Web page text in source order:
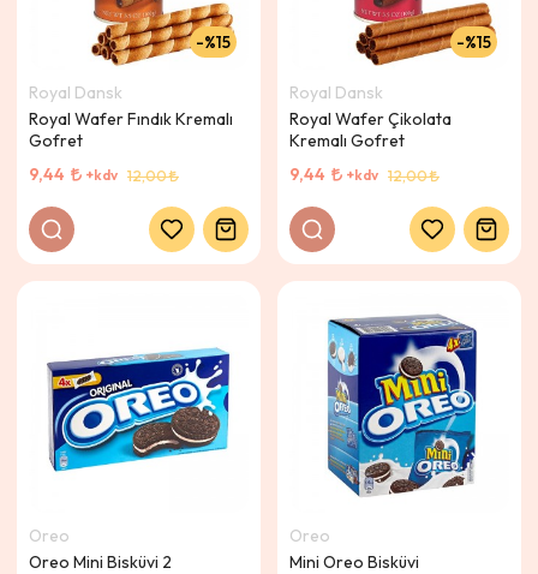
Royal Dansk
Royal Wafer Fındık Kremalı
Gofret
9,44
+kdv 12,00
%15
Royal Dansk
Royal Wafer Çikolata
Kremalı Gofret
9,44
+kdv 12,00
%15
Oreo
Oreo Mini Bisküvi 2
Oreo
Mini Oreo Bisküvi